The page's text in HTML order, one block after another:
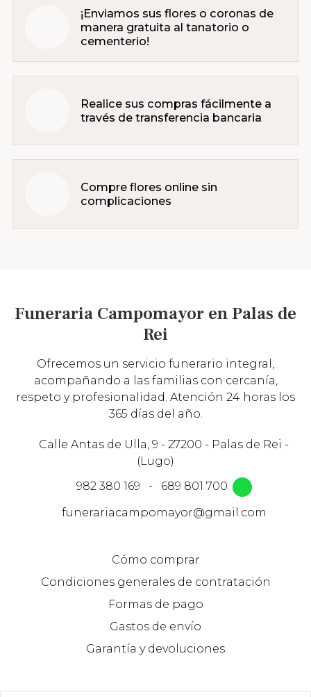
¡Enviamos sus flores o coronas de
manera gratuita al tanatorio o
cementerio!
Realice sus compras fácilmente a
través de transferencia bancaria
Compre flores online sin
complicaciones
Funeraria Campomayor en Palas de
Rei
Ofrecemos un servicio funerario integral,
acompañando a las familias con cercanía,
respeto y profesionalidad. Atención 24 horas los
365 días del año.
Calle Antas de Ulla, 9 - 27200 - Palas de Rei -
(Lugo)
982 380 169
-
689 801 700
funerariacampomayor@gmail.com
Cómo comprar
Condiciones generales de contratación
Formas de pago
Gastos de envío
Garantía y devoluciones